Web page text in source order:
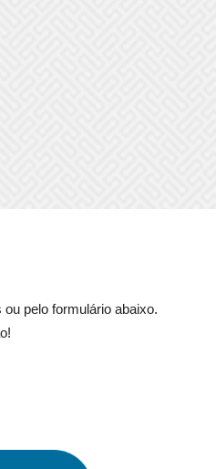
pelo formulário abaixo.